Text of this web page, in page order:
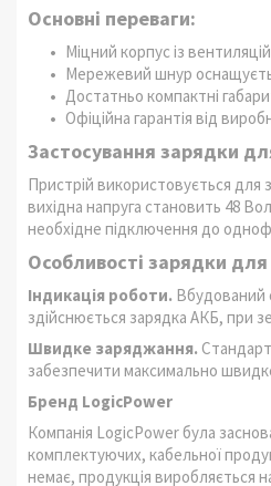
Основні переваги:
Міцний корпус із
Мережевий шнур
Достатньо компактні
Офіційна гарантія від
Застосування зарядки
Пристрій використовується для
вихідна напруга становить 48
необхідне підключення до
Особливості зарядки для
Індикація роботи. Вбудований
здійснюється зарядка АКБ, при
Швидке заряджання.
забезпечити максимально
Бренд LogicPower
Компанія LogicPower була
комплектуючих, кабельної
немає, продукція виробляється